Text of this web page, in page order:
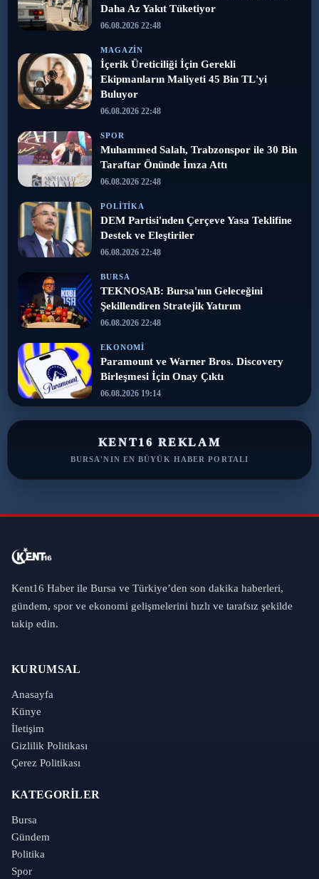
Daha Az Yakıt Tüketiyor
06.08.2026 22:48
MAGAZIN
İçerik Üreticiliği İçin Gerekli
Ekipmanların Maliyeti 45 Bin TL'yi
Buluyor
06.08.2026 22:48
SPOR
Muhammed Salah, Trabzonspor ile 30 Bin
Taraftar Önünde İmza Attı
06.08.2026 22:48
POLITIKA
DEM Partisi'nden Çerçeve Yasa Teklifine
Destek ve Eleştiriler
06.08.2026 22:48
BURSA
TEKNOSAB: Bursa'nın Geleceğini
Şekillendiren Stratejik Yatırım
06.08.2026 22:48
EKONOMI
Paramount ve Warner Bros. Discovery
Birleşmesi İçin Onay Çıktı
06.08.2026 19:14
KENT16 REKLAM
BURSA'NIN EN BÜYÜK HABER PORTALI
Kent16 Haber ile Bursa ve Türkiye’den son dakika haberleri,
gündem, spor ve ekonomi gelişmelerini hızlı ve tarafsız şekilde
takip edin.
KURUMSAL
Anasayfa
Künye
İletişim
Gizlilik Politikası
Çerez Politikası
KATEGORILER
Bursa
Gündem
Politika
Spor